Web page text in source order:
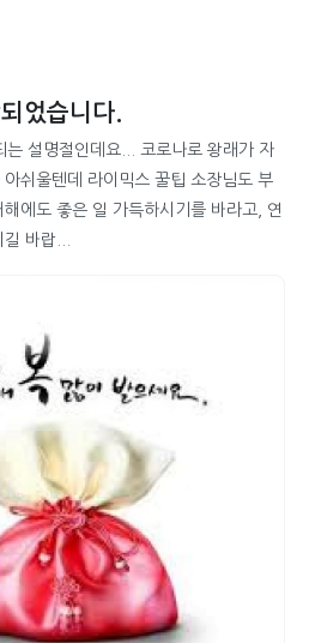
었습니다.
는 설명절인데요... 코로나로 왕래가 자
쉬울텐데 라이믹스 꿀팁 소장님도 부
에도 좋은 일 가득하시기를 바라고, 연
바랍...